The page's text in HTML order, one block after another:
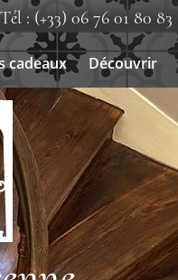
Tél : (+33) 06 76 01 80 83
cadeaux Découvrir